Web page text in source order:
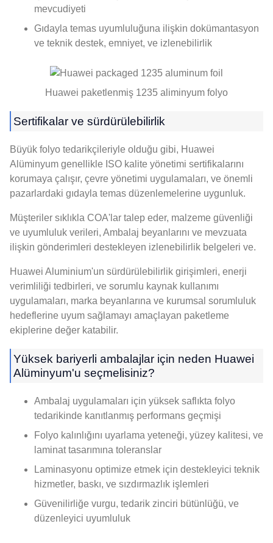
mevcudiyeti
Gıdayla temas uyumluluğuna ilişkin dokümantasyon
ve teknik destek, emniyet, ve izlenebilirlik
Huawei paketlenmiş 1235 aliminyum folyo
Sertifikalar ve sürdürülebilirlik
Büyük folyo tedarikçileriyle olduğu gibi, Huawei
Alüminyum genellikle ISO kalite yönetimi sertifikalarını
korumaya çalışır, çevre yönetimi uygulamaları, ve önemli
pazarlardaki gıdayla temas düzenlemelerine uygunluk.
Müşteriler sıklıkla COA'lar talep eder, malzeme güvenliği
ve uyumluluk verileri, Ambalaj beyanlarını ve mevzuata
ilişkin gönderimleri destekleyen izlenebilirlik belgeleri ve.
Huawei Aluminium'un sürdürülebilirlik girişimleri, enerji
verimliliği tedbirleri, ve sorumlu kaynak kullanımı
uygulamaları, marka beyanlarına ve kurumsal sorumluluk
hedeflerine uyum sağlamayı amaçlayan paketleme
ekiplerine değer katabilir.
Yüksek bariyerli ambalajlar için neden Huawei
Alüminyum'u seçmelisiniz?
Ambalaj uygulamaları için yüksek saflıkta folyo
tedarikinde kanıtlanmış performans geçmişi
Folyo kalınlığını uyarlama yeteneği, yüzey kalitesi, ve
laminat tasarımına toleranslar
Laminasyonu optimize etmek için destekleyici teknik
hizmetler, baskı, ve sızdırmazlık işlemleri
Güvenilirliğe vurgu, tedarik zinciri bütünlüğü, ve
düzenleyici uyumluluk